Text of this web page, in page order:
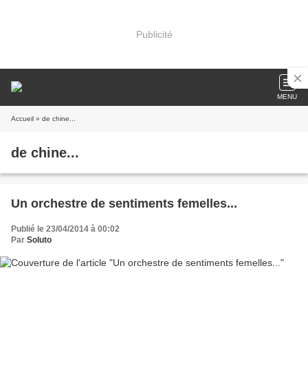
Publicité
MENU
Accueil » de chine...
de chine...
Un orchestre de sentiments femelles...
Publié le 23/04/2014 à 00:02
Par Soluto